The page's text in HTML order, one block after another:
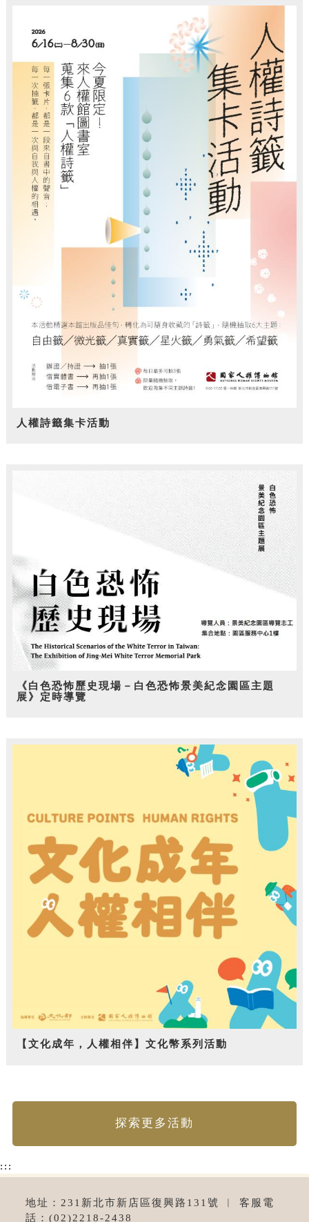
人權詩籤集卡活動
《白色恐怖歷史現場－白色恐怖景美紀念園區主題
展》定時導覽
【文化成年，人權相伴】文化幣系列活動
探索更多活動
:::
地址：231新北市新店區復興路131號 ︱ 客服電
話：(02)2218-2438